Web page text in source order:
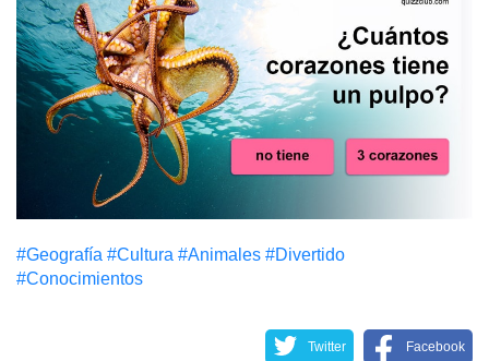
#Geografía #Cultura #Animales #Divertido
#Conocimientos
Twitter Facebook